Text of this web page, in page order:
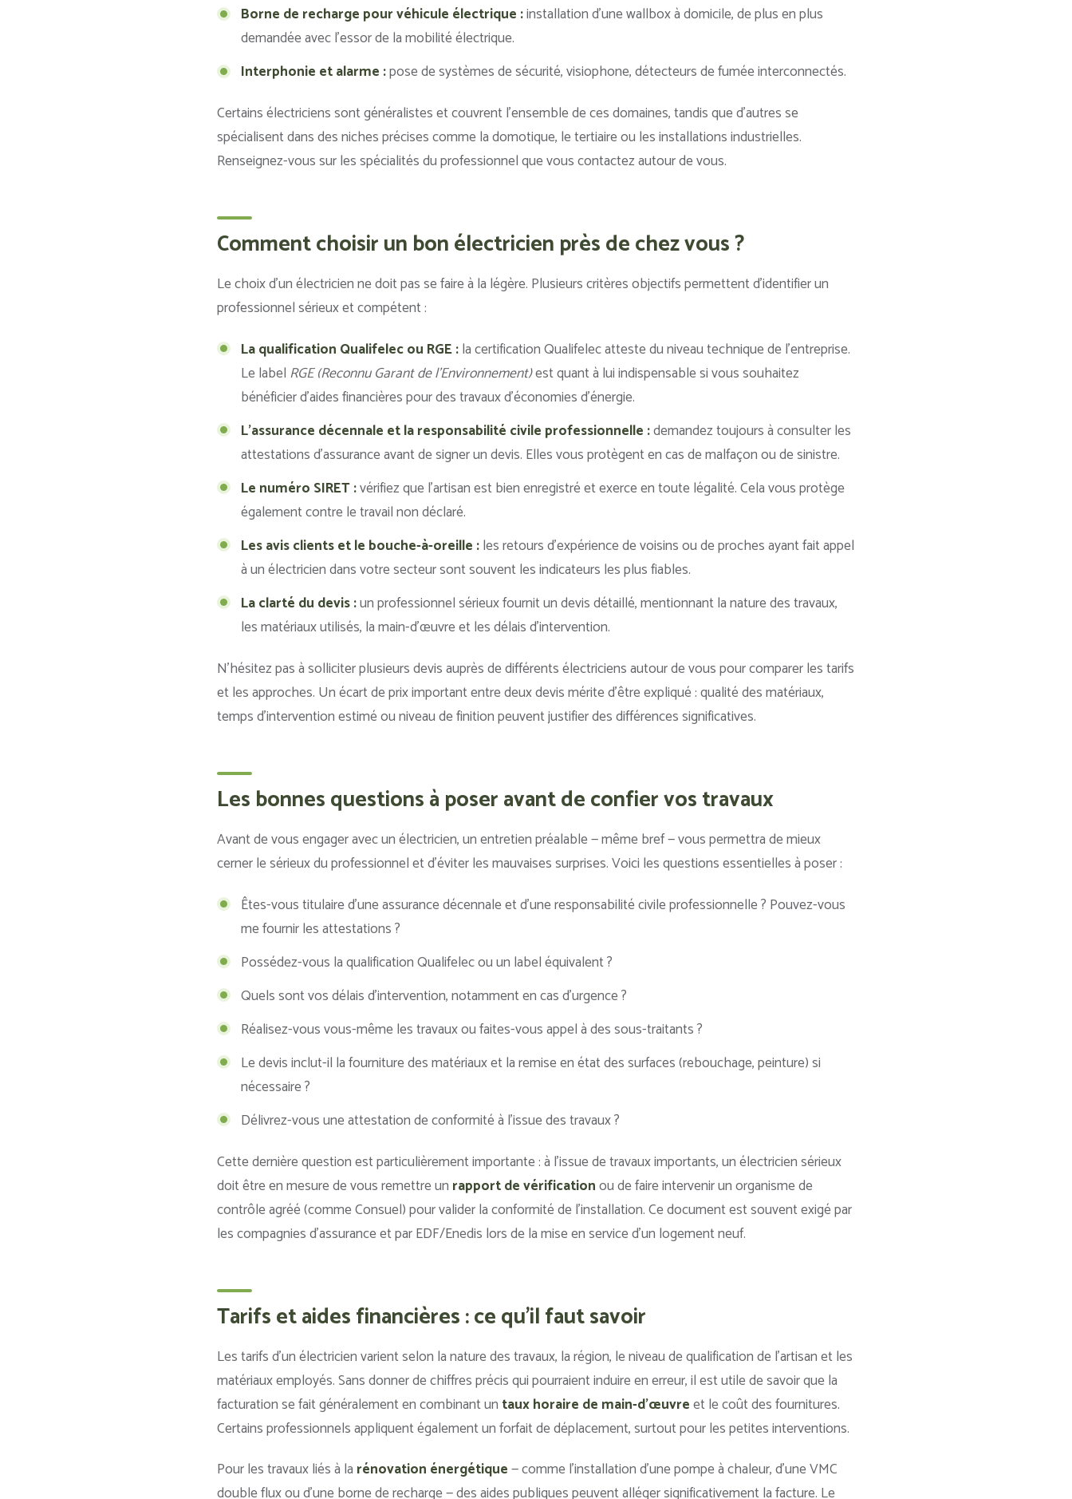
Borne de recharge pour véhicule électrique :installation d’une wallbox à domicile, de plus en plus
demandée avec l’essor de la mobilité électrique.
Interphonie et alarme :pose de systèmes de sécurité, visiophone, détecteurs de fumée interconnectés.
Certains électriciens sont généralistes et couvrent l’ensemble de ces domaines, tandis que d’autres se
spécialisent dans des niches précises comme la domotique, le tertiaire ou les installations industrielles.
Renseignez-vous sur les spécialités du professionnel que vous contactez autour de vous.
Comment choisir un bon électricien près de chez vous ?
Le choix d’un électricien ne doit pas se faire à la légère. Plusieurs critères objectifs permettent d’identifier un
professionnel sérieux et compétent :
La qualification Qualifelec ou RGE :la certification Qualifelec atteste du niveau technique de l’entreprise.
Le label RGE (Reconnu Garant de l’Environnement)est quant à lui indispensable si vous souhaitez
bénéficier d’aides financières pour des travaux d’économies d’énergie.
L’assurance décennale et la responsabilité civile professionnelle :demandez toujours à consulter les
attestations d’assurance avant de signer un devis. Elles vous protègent en cas de malfaçon ou de sinistre.
Le numéro SIRET :vérifiez que l’artisan est bien enregistré et exerce en toute légalité. Cela vous protège
également contre le travail non déclaré.
Les avis clients et le bouche-à-oreille :les retours d’expérience de voisins ou de proches ayant fait appel
à un électricien dans votre secteur sont souvent les indicateurs les plus fiables.
La clarté du devis :un professionnel sérieux fournit un devis détaillé, mentionnant la nature des travaux,
les matériaux utilisés, la main-d’œuvre et les délais d’intervention.
N’hésitez pas à solliciter plusieurs devis auprès de différents électriciens autour de vous pour comparer les tarifs
et les approches. Un écart de prix important entre deux devis mérite d’être expliqué : qualité des matériaux,
temps d’intervention estimé ou niveau de finition peuvent justifier des différences significatives.
Les bonnes questions à poser avant de confier vos travaux
Avant de vous engager avec un électricien, un entretien préalable — même bref — vous permettra de mieux
cerner le sérieux du professionnel et d’éviter les mauvaises surprises. Voici les questions essentielles à poser :
Êtes-vous titulaire d’une assurance décennale et d’une responsabilité civile professionnelle ? Pouvez-vous
me fournir les attestations ?
Possédez-vous la qualification Qualifelec ou un label équivalent ?
Quels sont vos délais d’intervention, notamment en cas d’urgence ?
Réalisez-vous vous-même les travaux ou faites-vous appel à des sous-traitants ?
Le devis inclut-il la fourniture des matériaux et la remise en état des surfaces (rebouchage, peinture) si
nécessaire ?
Délivrez-vous une attestation de conformité à l’issue des travaux ?
Cette dernière question est particulièrement importante : à l’issue de travaux importants, un électricien sérieux
doit être en mesure de vous remettre un rapport de vérificationou de faire intervenir un organisme de
contrôle agréé (comme Consuel) pour valider la conformité de l’installation. Ce document est souvent exigé par
les compagnies d’assurance et par EDF/Enedis lors de la mise en service d’un logement neuf.
Tarifs et aides financières : ce qu'il faut savoir
Les tarifs d’un électricien varient selon la nature des travaux, la région, le niveau de qualification de l’artisan et les
matériaux employés. Sans donner de chiffres précis qui pourraient induire en erreur, il est utile de savoir que la
facturation se fait généralement en combinant un taux horaire de main-d’œuvreet le coût des fournitures.
Certains professionnels appliquent également un forfait de déplacement, surtout pour les petites interventions.
Pour les travaux liés à la rénovation énergétique— comme l’installation d’une pompe à chaleur, d’une VMC
double flux ou d’une borne de recharge — des aides publiques peuvent alléger significativement la facture. Le